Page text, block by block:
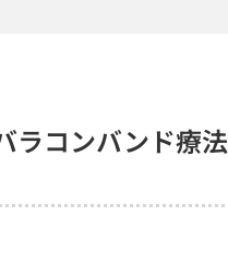
コンバンド療法